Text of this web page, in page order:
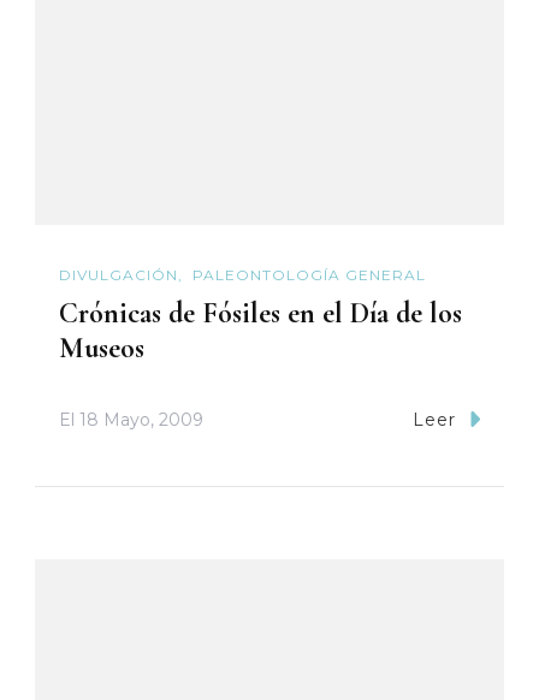
DIVULGACIÓN PALEONTOLOGÍA GENERAL
Crónicas de Fósiles en el Día de los
Museos
El 18 Mayo, 2009 Leer